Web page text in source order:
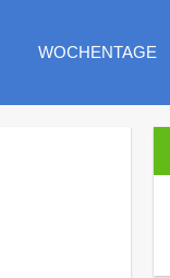
WOCHENTAGE